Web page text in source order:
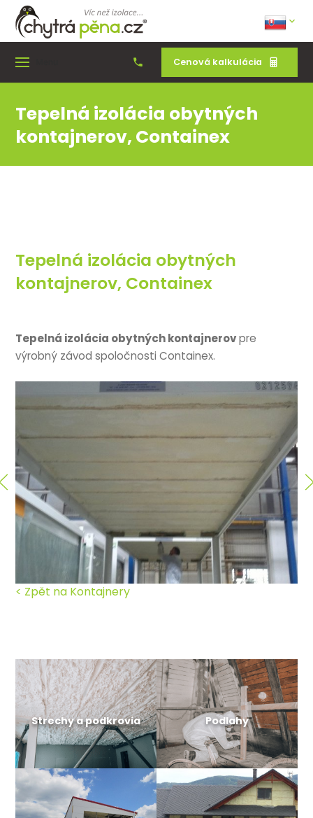
Cenová kalkulácia
Tepelná izolácia obytných
kontajnerov, Containex
Tepelná izolácia obytných
kontajnerov, Containex
Tepelná izolácia obytných kontajnerovpre
výrobný závod spoločnosti Containex.
< Zpět na Kontajnery
Strechy a podkrovia Podlahy